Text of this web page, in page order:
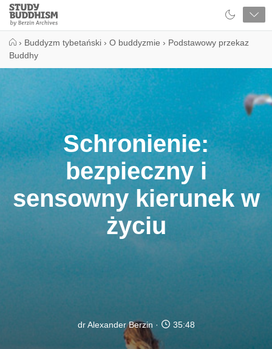
Close
Study
Buddhism
› Buddyzm tybetański › O buddyzmie › Podstawowy przekaz
Buddhy
Schronienie:
bezpieczny i
sensowny kierunek w
życiu
dr Alexander Berzin 35:48